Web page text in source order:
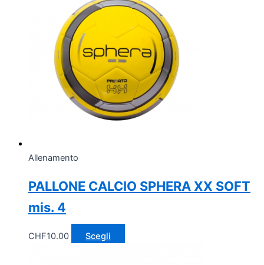
Allenamento
PALLONE CALCIO SPHERA XX SOFT
mis. 4
CHF10.00 Scegli